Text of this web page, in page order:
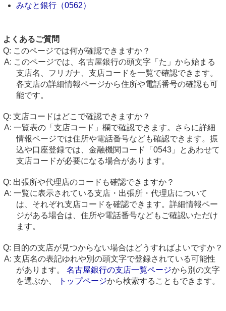
みなと銀行（0562）
よくあるご質問
このページでは何が確認できますか？
このページでは、名古屋銀行の頭文字「た」から始まる
支店名、フリガナ、支店コードを一覧で確認できます。
各支店の詳細情報ページから住所や電話番号の確認も可
能です。
支店コードはどこで確認できますか？
一覧表の「支店コード」欄で確認できます。さらに詳細
情報ページでは住所や電話番号なども確認できます。振
込や口座登録では、金融機関コード「0543」とあわせて
支店コードが必要になる場合があります。
出張所や代理店のコードも確認できますか？
一覧に表示されている支店・出張所・代理店について
は、それぞれ支店コードを確認できます。詳細情報ペー
ジがある場合は、住所や電話番号などもご確認いただけ
ます。
目的の支店が見つからない場合はどうすればよいですか？
支店名の表記ゆれや別の頭文字で登録されている可能性
があります。 名古屋銀行の支店一覧ページから別の文字
を選ぶか、
トップページから検索することもできます。